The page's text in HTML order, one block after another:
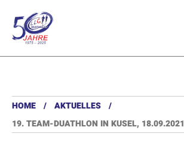
HOME
AKTUELLES
19. TEAM-DUATHLON IN KUSEL, 18.09.2021